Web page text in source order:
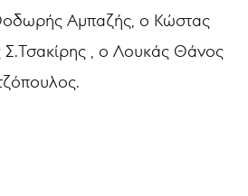
Αμπαζής, ο Κώστας
, ο Λουκάς Θάνος